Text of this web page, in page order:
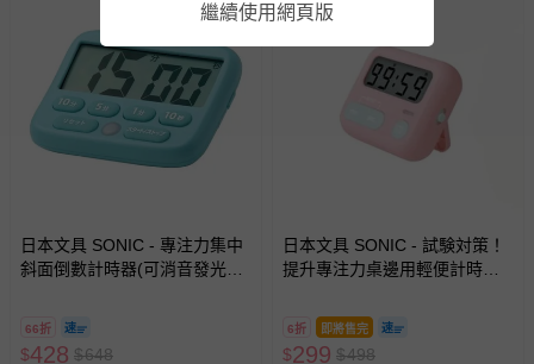
日本文具 SONIC - 專注力集中
斜面倒數計時器(可消音發光提
66折
$428 $648
日本文具 SONIC - 試験対策！
提升專注力桌邊用輕便計時器-
6折 即將售完
$299 $498
繼續使用網頁版